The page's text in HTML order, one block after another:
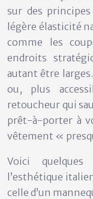
sur des
légère élasticité
comme les
endroits
autant être
ou, plus
retoucheur qui
prêt-à-porter à
vêtement «
Voici
l’esthétique
celle d’un